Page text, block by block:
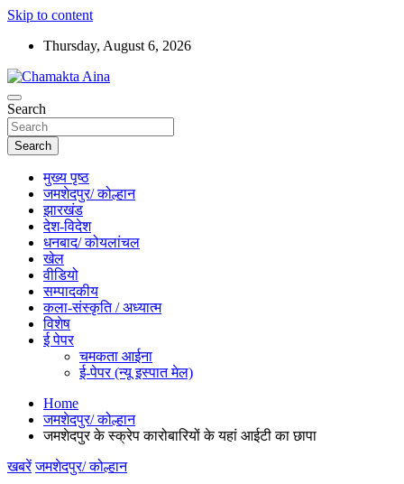
Skip to content
Thursday, August 6, 2026
Chamakta Aina
Hindi News Paper – Jharkhand
Search
Search
मुख्य पृष्ठ
जमशेदपुर/ कोल्हान
झारखंड
देश-विदेश
धनबाद/ कोयलांचल
खेल
वीडियो
सम्पादकीय
कला-संस्कृति / अध्यात्म
विशेष
ई पेपर
चमकता आईना
ई-पेपर (न्यू इस्पात मेल)
Home
जमशेदपुर/ कोल्हान
जमशेदपुर के स्क्रेप कारोबारियों के यहां आईटी का छापा
खबरें जमशेदपुर/ कोल्हान